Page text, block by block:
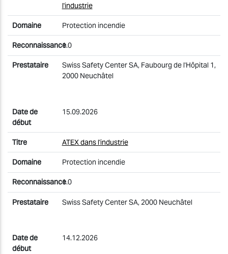
l'industrie
Protection incendie
1.0
Swiss Safety Center SA, Faubourg de l'Hôpital 1,
2000 Neuchâtel
15.09.2026
ATEX dans l'industrie
Protection incendie
1.0
Swiss Safety Center SA, 2000 Neuchâtel
14.12.2026